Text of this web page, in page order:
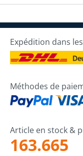
Expédition dans les
Méthodes de
Article en stock &
163.665